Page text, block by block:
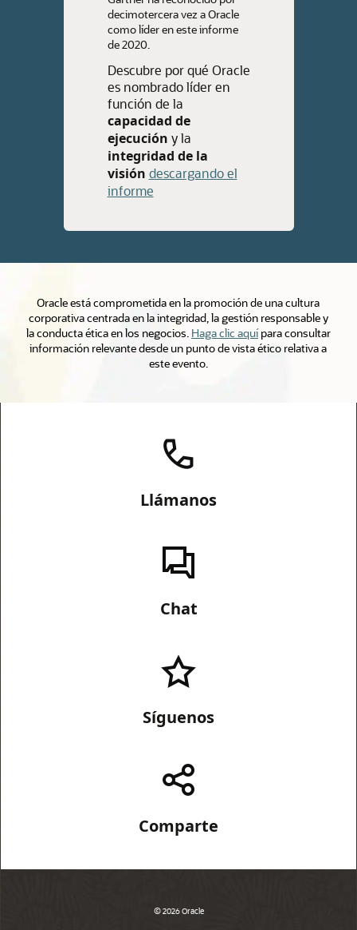
decimotercera vez a Oracle
como líder en este informe
de 2020.
Descubre por qué Oracle
es nombrado líder en
función de la
capacidad de
ejecución y la
integridad de la
visión descargando el
informe
Oracle está comprometida en la promoción de una cultura
corporativa centrada en la integridad, la gestión responsable y
la conducta ética en los negocios. Haga clic aquípara consultar
información relevante desde un punto de vista ético relativa a
este evento.
Llámanos
Chat
Síguenos
Comparte
© 2026 Oracle